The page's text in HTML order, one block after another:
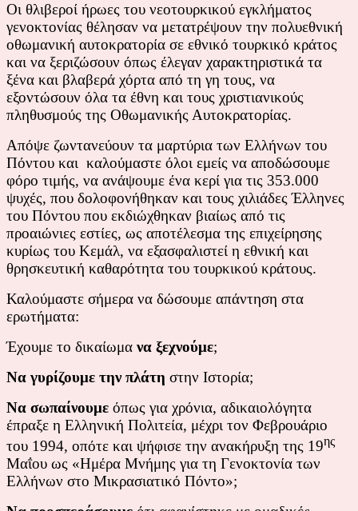
Οι θλιβεροί ήρωες του νεοτουρκικού εγκλήματος
γενοκτονίας θέλησαν να μετατρέψουν την πολυεθνική
οθωμανική αυτοκρατορία σε εθνικό τουρκικό κράτος
και να ξεριζώσουν όπως έλεγαν χαρακτηριστικά τα
ξένα και βλαβερά χόρτα από τη γη τους, να
εξοντώσουν όλα τα έθνη και τους χριστιανικούς
πληθυσμούς της Οθωμανικής Αυτοκρατορίας.
Απόψε ζωντανεύουν τα μαρτύρια των Ελλήνων του
Πόντου και καλούμαστε όλοι εμείς να αποδώσουμε
φόρο τιμής, να ανάψουμε ένα κερί για τις 353.000
ψυχές, που δολοφονήθηκαν και τους χιλιάδες Έλληνες
του Πόντου που εκδιώχθηκαν βιαίως από τις
προαιώνιες εστίες, ως αποτέλεσμα της επιχείρησης
κυρίως του Κεμάλ, να εξασφαλιστεί η εθνική και
θρησκευτική καθαρότητα του τουρκικού κράτους.
Καλούμαστε σήμερα να δώσουμε απάντηση στα
ερωτήματα:
Έχουμε το δικαίωμα να ξεχνούμε;
Να γυρίζουμε την πλάτη στην Ιστορία;
Να σωπαίνουμε όπως για χρόνια, αδικαιολόγητα
έπραξε η Ελληνική Πολιτεία, μέχρι τον Φεβρουάριο
του 1994, οπότε και ψήφισε την ανακήρυξη της 19ης
Μαΐου ως «Ημέρα Μνήμης για τη Γενοκτονία των
Ελλήνων στο Μικρασιατικό Πόντο»;